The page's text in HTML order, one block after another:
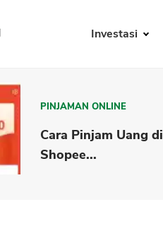
Investasi
PINJAMAN ONLINE
Cara Pinjam Uang di
Shopee...